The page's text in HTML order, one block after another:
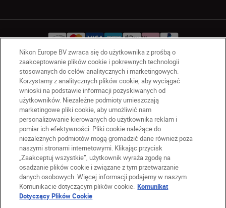
PL Nikon Sites
Skontaktuj się z nami
Oświadczenie dotyczące prywatności
Warunki użytkowania
Warunki korzystania z Nikon Store
Komunikat dotyczący plików cookie
Dostępność
Ustawienia plików cookie
© 2026 Nikon
Nikon Europe BV zwraca się do użytkownika z prośbą o
zaakceptowanie plików cookie i pokrewnych technologii
stosowanych do celów analitycznych i marketingowych.
Korzystamy z analitycznych plików cookie, aby wyciągać
wnioski na podstawie informacji pozyskiwanych od
użytkowników. Niezależne podmioty umieszczają
marketingowe pliki cookie, aby umożliwić nam
personalizowanie kierowanych do użytkownika reklam i
pomiar ich efektywności. Pliki cookie należące do
niezależnych podmiotów mogą gromadzić dane również poza
naszymi stronami internetowymi. Klikając przycisk
„Zaakceptuj wszystkie”, użytkownik wyraża zgodę na
osadzanie plików cookie i związane z tym przetwarzanie
danych osobowych. Więcej informacji podajemy w naszym
Komunikacie dotyczącym plików cookie. Komunikat
Dotyczący Plików Cookie